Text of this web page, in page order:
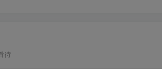
待